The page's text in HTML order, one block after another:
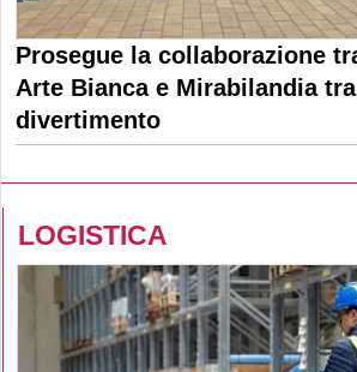
Prosegue la collaborazione
Arte Bianca e Mirabilandia
divertimento
LOGISTICA